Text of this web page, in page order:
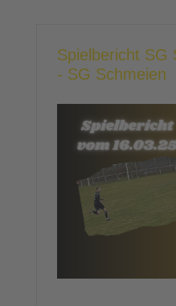
Spielbericht SG
- SG Schmeien